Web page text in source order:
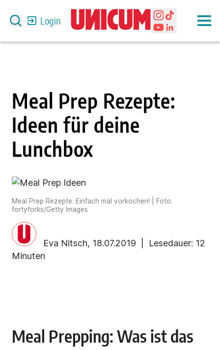
Login
Meal Prep Rezepte:
Ideen für deine
Lunchbox
Meal Prep Rezepte: Einfach mal vorkochen! | Foto:
fortyforks/Getty Images
Eva Nitsch, 18.07.2019 | Lesedauer: 12
Minuten
Meal Prepping: Was ist das